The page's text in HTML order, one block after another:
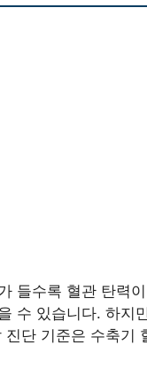
들수록 혈관 탄력
수 있습니다. 하지
진단 기준은 수축